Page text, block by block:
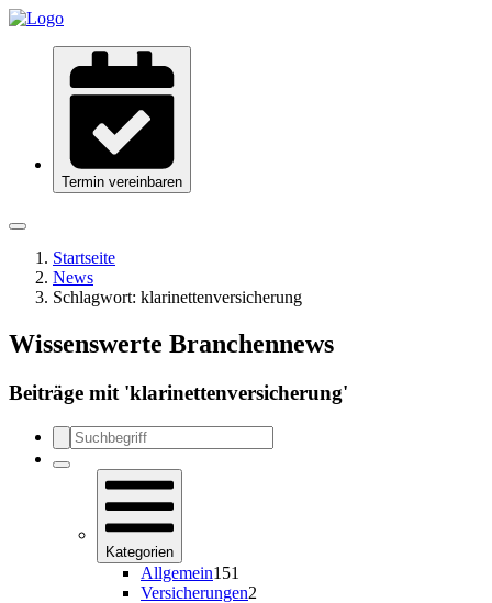
Termin vereinbaren
Startseite
News
Schlagwort: klarinettenversicherung
Wissenswerte Branchennews
Beiträge mit 'klarinettenversicherung'
Kategorien
Allgemein151
Versicherungen2